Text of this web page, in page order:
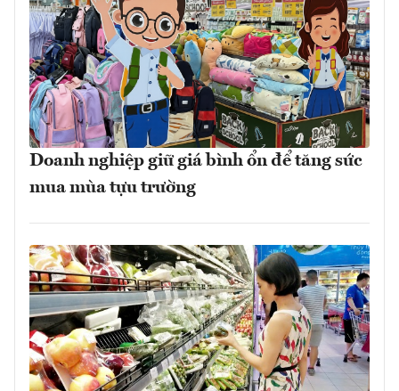
Doanh nghiệp giữ giá bình ổn để tăng sức
mua mùa tựu trường